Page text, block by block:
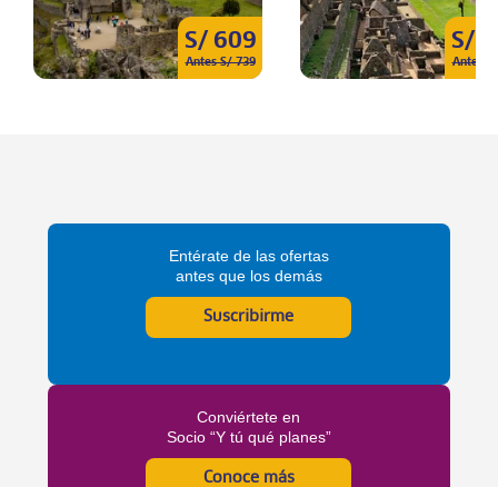
S/ 609
Antes S/ 739
S/
Antes
Entérate de las ofertas
antes que los demás
Suscribirme
Conviértete en
Socio “Y tú qué planes”
Conoce más